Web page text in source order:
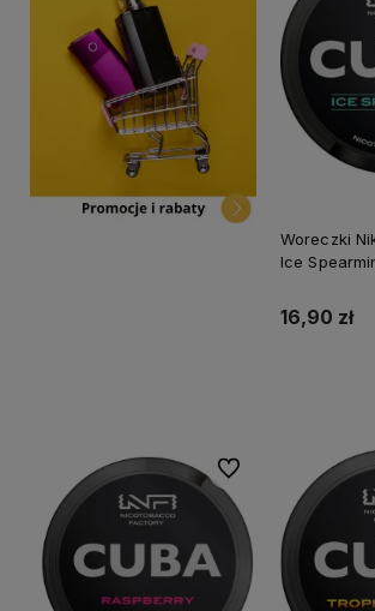
Woreczki
Ice
16,90 zł
Do ulubionych